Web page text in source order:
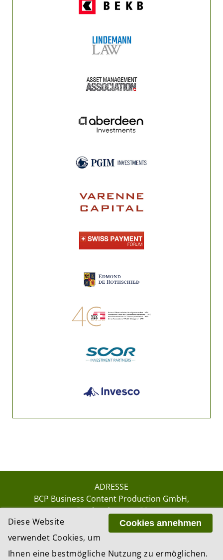
ADRESSE
BCP Business Content Production GmbH
Gotthardstrasse 38
8002 ZürichCookies annehmen
Diese Website
verwendet Cookies, um
Ihnen eine bestmögliche Nutzung zu ermöglichen.